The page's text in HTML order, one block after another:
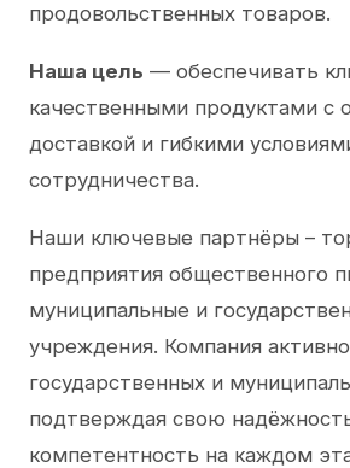
продовольственных товаров.
Наша цель — обеспечивать
качественными продуктами с
доставкой и гибкими
сотрудничества.
Наши ключевые партнёры –
предприятия общественного
муниципальные и
учреждения. Компания
государственных и
подтверждая свою
компетентность на каждом